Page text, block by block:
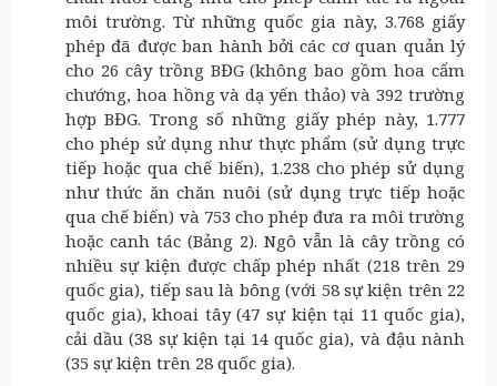
môi trường. Từ những quốc gia này, 3.768 giấy
phép đã được ban hành bởi các cơ quan quản lý
cho 26 cây trồng BĐG (không bao gồm hoa cẩm
chướng, hoa hồng và dạ yến thảo) và 392 trường
hợp BĐG. Trong số những giấy phép này, 1.777
cho phép sử dụng như thực phẩm (sử dụng trực
tiếp hoặc qua chế biến), 1.238 cho phép sử dụng
như thức ăn chăn nuôi (sử dụng trực tiếp hoặc
qua chế biến) và 753 cho phép đưa ra môi trường
hoặc canh tác (Bảng 2). Ngô vẫn là cây trồng có
nhiều sự kiện được chấp phép nhất (218 trên 29
quốc gia), tiếp sau là bông (với 58 sự kiện trên 22
quốc gia), khoai tây (47 sự kiện tại 11 quốc gia),
cải dầu (38 sự kiện tại 14 quốc gia), và đậu nành
(35 sự kiện trên 28 quốc gia).